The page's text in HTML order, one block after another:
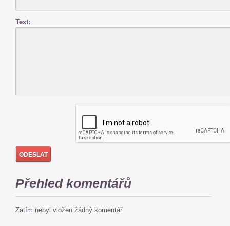
Text:
Přehled komentářů
Zatím nebyl vložen žádný komentář